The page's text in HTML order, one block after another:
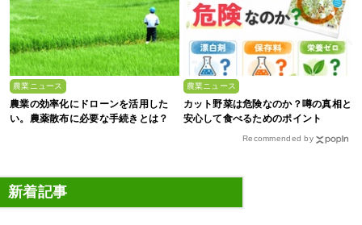
農業ニュース
農業の効率化にドローンを活用した
い。農薬散布に必要な手続きとは？
農業ニュース
カット野菜は危険なのか？噂の真相と
安心して食べるためのポイント
Recommended by
新着記事